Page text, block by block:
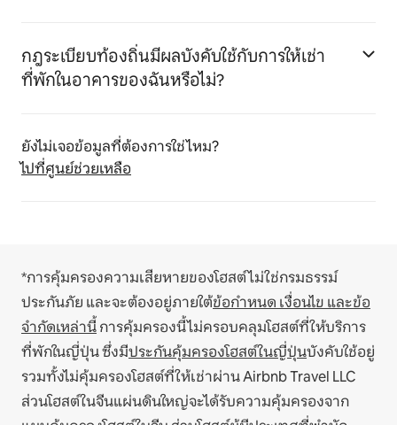
กฎระเบียบท้องถิ่นมีผลบังคับใช้กับการให้เช่า
ที่พักในอาคารของฉันหรือไม่?
ยังไม่เจอข้อมูลที่ต้องการใช่ไหม?
ไปที่ศูนย์ช่วยเหลือ
*การคุ้มครองความเสียหายของโฮสต์ไม่ใช่กรมธรรม์
ประกันภัย และจะต้องอยู่ภายใต้ข้อกำหนด เงื่อนไข และข้อ
จำกัดเหล่านี้การคุ้มครองนี้ไม่ครอบคลุมโฮสต์ที่ให้บริการ
ที่พักในญี่ปุ่น ซึ่งมีประกันคุ้มครองโฮสต์ในญี่ปุ่นบังคับใช้อยู่
รวมทั้งไม่คุ้มครองโฮสต์ที่ให้เช่าผ่าน Airbnb Travel LLC
ส่วนโฮสต์ในจีนแผ่นดินใหญ่จะได้รับความคุ้มครองจาก